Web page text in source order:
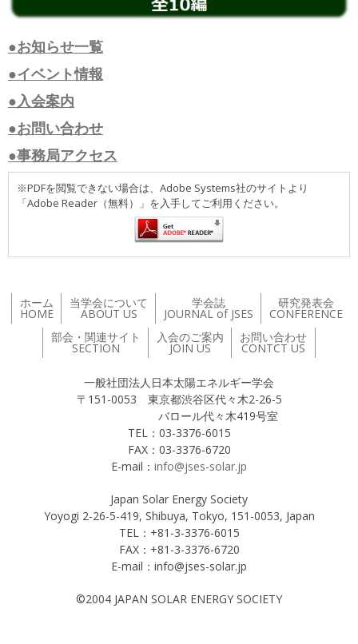
●お知らせ一覧
●イベント情報
●入会案内
●お問い合わせ
●事務局アクセス
※PDFを閲覧できない場合は、Adobe Systems社のサイトより
「Adobe Reader（無料）」を入手してご利用ください。
ホーム
HOME
当学会について
ABOUT US
学会誌
JOURNAL of JSES
研究発表会
CONFERENCE
部会・関連サイト
SECTION
入会のご案内
JOIN US
お問い合わせ
CONTCT US
一般社団法人日本太陽エネルギー学会
〒151-0053 東京都渋谷区代々木2-26-5
バロール代々木419号室
TEL：03-3376-6015
FAX：03-3376-6720
E-mail： info@jses-solar.jp
Japan Solar Energy Society
Yoyogi 2-26-5-419, Shibuya, Tokyo, 151-0053, Japan
TEL：+81-3-3376-6015
FAX：+81-3-3376-6720
E-mail：info@jses-solar.jp
©2004 JAPAN SOLAR ENERGY SOCIETY